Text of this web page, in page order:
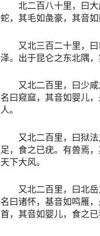
北二百八十里，曰
蛇，其毛如彘豪，其音如
又北三百二十里，
泽。出于昆仑之东北隅
又北二百里，曰少
名曰窥窳，其音如婴儿
人。
又北二百里，曰狱
足，食之已疣。有兽焉
天下大风。
又北二百里，曰北
名曰诸怀，基音如鸣雁
首，其音如婴儿，食之已